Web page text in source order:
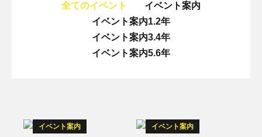
全てのイベント
イベント案内
イベント案内1.2年
イベント案内3.4年
イベント案内5.6年
イベント案内 イベント案内